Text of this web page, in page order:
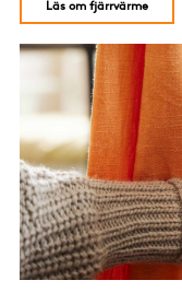
Läs om fjärrvärme